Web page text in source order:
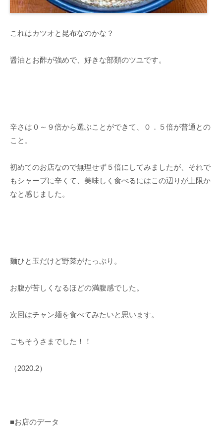
これはカツオと昆布なのかな？
醤油とお酢が強めで、好きな部類のツユです。
辛さは０～９倍から選ぶことができて、０．５倍が普通との
こと。
初めてのお店なので無理せず５倍にしてみましたが、それで
もシャープに辛くて、美味しく食べるにはこの辺りが上限か
なと感じました。
麺ひと玉だけど野菜がたっぷり。
お腹が苦しくなるほどの満腹感でした。
次回はチャン麺を食べてみたいと思います。
ごちそうさまでした！！
（2020.2）
■お店のデータ